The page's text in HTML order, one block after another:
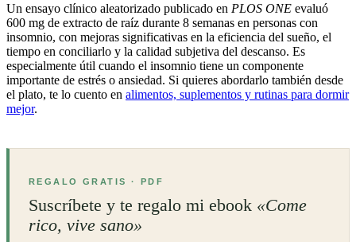
Un ensayo clínico aleatorizado publicado en PLOS ONE evaluó
600 mg de extracto de raíz durante 8 semanas en personas con
insomnio, con mejoras significativas en la eficiencia del sueño, el
tiempo en conciliarlo y la calidad subjetiva del descanso. Es
especialmente útil cuando el insomnio tiene un componente
importante de estrés o ansiedad. Si quieres abordarlo también desde
el plato, te lo cuento en alimentos, suplementos y rutinas para dormir
mejor.
REGALO GRATIS · PDF
Suscríbete y te regalo mi ebook «Come
rico, vive sano»